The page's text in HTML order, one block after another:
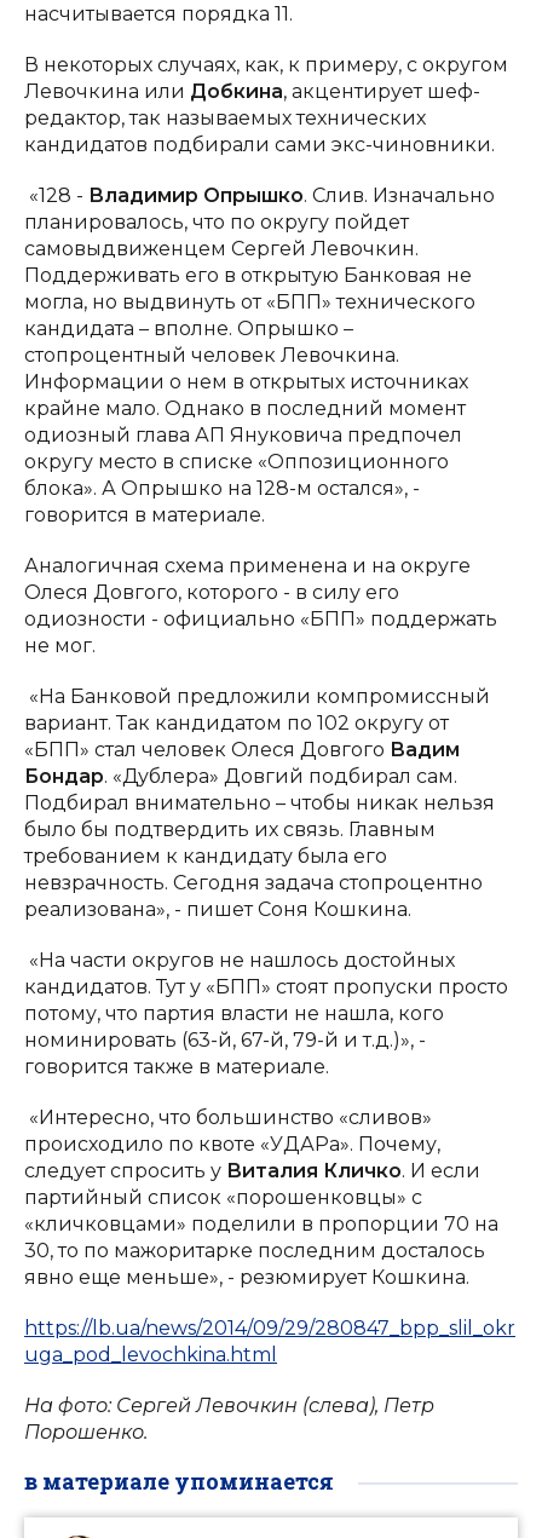
насчитывается порядка 11.
В некоторых случаях, как, к примеру, с округом
Левочкина или Добкина, акцентирует шеф-
редактор, так называемых технических
кандидатов подбирали сами экс-чиновники.
«128 - Владимир Опрышко. Слив. Изначально
планировалось, что по округу пойдет
самовыдвиженцем Сергей Левочкин.
Поддерживать его в открытую Банковая не
могла, но выдвинуть от «БПП» технического
кандидата – вполне. Опрышко –
стопроцентный человек Левочкина.
Информации о нем в открытых источниках
крайне мало. Однако в последний момент
одиозный глава АП Януковича предпочел
округу место в списке «Оппозиционного
блока». А Опрышко на 128-м остался», -
говорится в материале.
Аналогичная схема применена и на округе
Олеся Довгого, которого - в силу его
одиозности - официально «БПП» поддержать
не мог.
«На Банковой предложили компромиссный
вариант. Так кандидатом по 102 округу от
«БПП» стал человек Олеся Довгого Вадим
Бондар. «Дублера» Довгий подбирал сам.
Подбирал внимательно – чтобы никак нельзя
было бы подтвердить их связь. Главным
требованием к кандидату была его
невзрачность. Сегодня задача стопроцентно
реализована», - пишет Соня Кошкина.
«На части округов не нашлось достойных
кандидатов. Тут у «БПП» стоят пропуски просто
потому, что партия власти не нашла, кого
номинировать (63-й, 67-й, 79-й и т.д.)», -
говорится также в материале.
«Интересно, что большинство «сливов»
происходило по квоте «УДАРа». Почему,
следует спросить у Виталия Кличко. И если
партийный список «порошенковцы» с
«кличковцами» поделили в пропорции 70 на
30, то по мажоритарке последним досталось
явно еще меньше», - резюмирует Кошкина.
https://lb.ua/news/2014/09/29/280847_bpp_slil_okr
uga_pod_levochkina.html
На фото: Сергей Левочкин (слева), Петр
Порошенко.
в материале упоминается